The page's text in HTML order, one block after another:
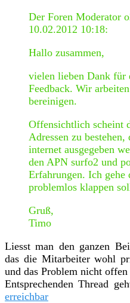
Der Foren Moderator
10.02.2012 10:18:
Hallo zusammen,
vielen lieben Dank für
Feedback. Wir
bereinigen.
Offensichtlich scheint
Adressen zu
internet ausgegeben
den APN surfo2 und
Erfahrungen. Ich gehe
problemlos klappen
Gruß,
Timo
Liesst man den ganzen
das die Mitarbeiter wohl
und das Problem nicht
Entsprechenden Thread
erreichbar